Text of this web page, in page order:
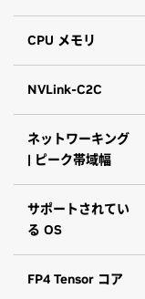
CPU メモリ
NVLink-C2C
ネットワーキング
| ピーク帯域幅
サポートされてい
る OS
FP4 Tensor コア